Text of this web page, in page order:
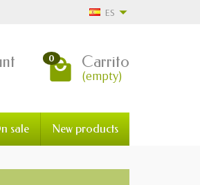
ES
0 Carrito
(empty)
sale New products